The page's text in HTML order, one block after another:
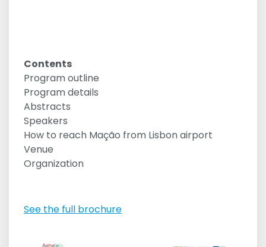
Contents
Program outline
Program details
Abstracts
Speakers
How to reach Mação from Lisbon airport
Venue
Organization
See the full brochure